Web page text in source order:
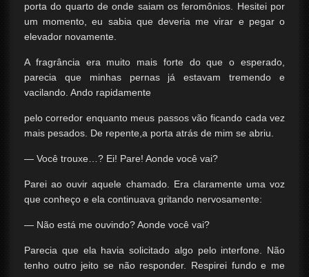
porta do quarto de onde saiam os feromônios. Hesitei por
um momento, eu sabia que deveria me virar e pegar o
elevador novamente.
A fragrância era muito mais forte do que o esperado,
parecia que minhas pernas já estavam tremendo e
vacilando. Ando rapidamente
pelo corredor enquanto meus passos vão ficando cada vez
mais pesados. De repente,a porta atrás de mim se abriu.
— Você trouxe…? Ei! Pare! Aonde você vai?
Parei ao ouvir aquele chamado. Era claramente uma voz
que conheço e ela continuava gritando nervosamente:
— Não está me ouvindo? Aonde você vai?
Parecia que ela havia solicitado algo pelo interfone. Não
tenho outro jeito se não responder. Respirei fundo e me